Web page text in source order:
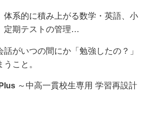
体系的に積み上がる数学・英語、小
定期テストの管理…
がいつの間にか「勉強したの？」
こと。
～中高一貫校生専用 学習再設計